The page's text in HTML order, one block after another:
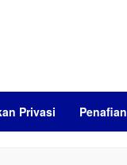
Privasi Penafian